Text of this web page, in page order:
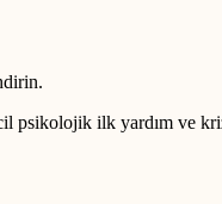
psikolojik ilk yardım ve